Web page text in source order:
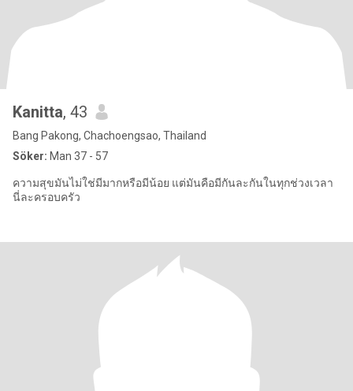
Kanitta, 43
Bang Pakong, Chachoengsao, Thailand
Söker: Man 37 - 57
ความสุขมันไม่ใช่มีมากหรือมีน้อย แต่มันคือมีกันละกันในทุกช่วงเวลา
นี่ละครอบครัว